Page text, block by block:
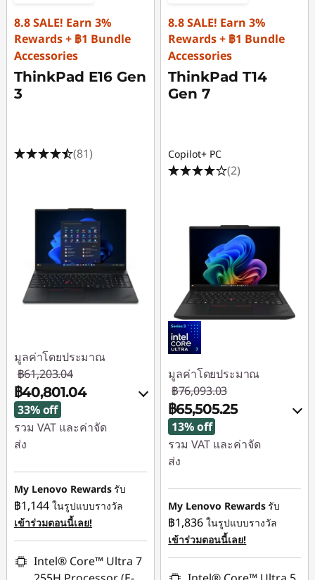
แ8.8 SALE! Earn 3%
Rewards + ฿1 Bundle
Accessories
ThinkPad E16 Gen
3
(81)
มูลค่าโดยประมาณ
฿61,203.04
฿40,801.04
33% off
รวม VAT และค่าจัด
ส่ง
ประหยัดทันที :-
฿16,502.00
หรือ
การประหยัด eCoupon
-฿20,402.00
My Lenovo Rewardsรับ
฿1,144 ในรูปแบบรางวัล
เข้าร่วมตอนนี้เลย!
Intel® Core™ Ultra 7
8.8 SALE! Earn 3%
Rewards + ฿1 Bundle
Accessories
ThinkPad T14
Gen 7
Copilot+ PC
(2)
มูลค่าโดยประมาณ
฿76,093.03
฿65,505.25
13% off
รวม VAT และค่าจัด
ส่ง
ประหยัดทันที :-
฿9,251.00
การประหยัด eCoupon
:-฿1,336.78
My Lenovo Rewardsรับ
฿1,836 ในรูปแบบรางวัล
เข้าร่วมตอนนี้เลย!